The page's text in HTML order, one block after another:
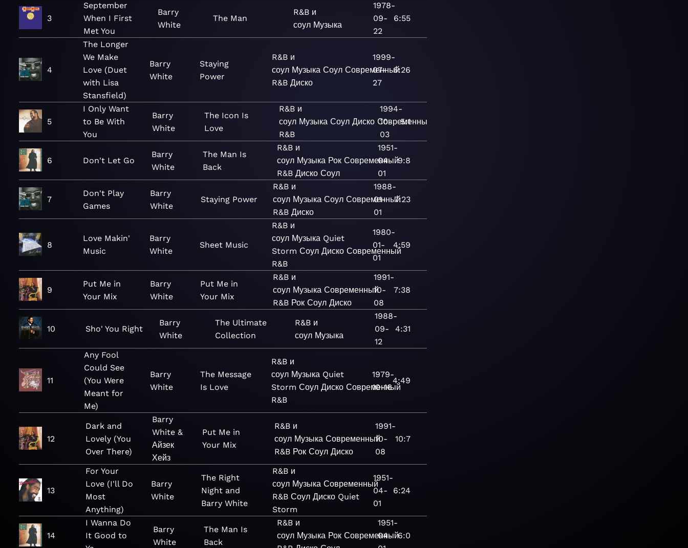
3
September
When I First
Met You
Barry
White
The Man
R&B и
соул Музыка
1978-
09-
22
6:55
4
The Longer
We Make
Love (Duet
with Lisa
Stansfield)
Barry
White
Staying
Power
R&B и
соул Музыка Соул Современный
R&B Диско
1999-
07-
27
6:26
5
I Only Want
to Be With
You
Barry
White
The Icon Is
Love
R&B и
соул Музыка Соул Диско Современный
R&B
1994-
10-
03
5:1
6 Don't Let Go
Barry
White
The Man Is
Back
R&B и
соул Музыка Рок Современный
R&B Диско Соул
1951-
04-
01
9:8
7
Don't Play
Games
Barry
White
Staying Power
R&B и
соул Музыка Соул Современный
R&B Диско
1988-
01-
01
7:23
8
Love Makin'
Music
Barry
White
Sheet Music
R&B и
соул Музыка Quiet
Storm Соул Диско Современный
R&B
1980-
01-
01
4:59
9
Put Me in
Your Mix
Barry
White
Put Me in
Your Mix
R&B и
соул Музыка Современный
R&B Рок Соул Диско
1991-
10-
08
7:38
10 Sho' You Right
Barry
White
The Ultimate
Collection
R&B и
соул Музыка
1988-
09-
12
4:31
11
Any Fool
Could See
(You Were
Meant for
Me)
Barry
White
The Message
Is Love
R&B и
соул Музыка Quiet
Storm Соул Диско Современный
R&B
1979-
10-16
4:49
12
Dark and
Lovely (You
Over There)
Barry
White &
Айзек
Хейз
Put Me in
Your Mix
R&B и
соул Музыка Современный
R&B Рок Соул Диско
1991-
10-
08
10:7
13
For Your
Love (I'll Do
Most
Anything)
Barry
White
The Right
Night and
Barry White
R&B и
соул Музыка Современный
R&B Соул Диско Quiet
Storm
1951-
04-
01
6:24
14
I Wanna Do
It Good to
Barry
White
The Man Is
Back
R&B и
соул Музыка Рок Современный
1951-
04- 6:0